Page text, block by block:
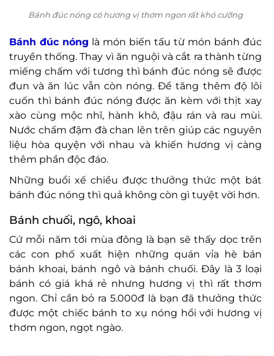
Bánh đúc nóng có hương vị thơm ngon rất khó cưỡng
Bánh đúc nóng là món biến tấu từ món bánh đúc
truyền thống. Thay vì ăn nguội và cắt ra thành từng
miếng chấm với tương thì bánh đúc nóng sẽ được
đun và ăn lúc vẫn còn nóng. Để tăng thêm độ lôi
cuốn thì bánh đúc nóng được ăn kèm với thịt xay
xào cùng mộc nhĩ, hành khô, đậu rán và rau mùi.
Nước chấm đậm đà chan lên trên giúp các nguyên
liệu hòa quyện với nhau và khiến hương vị càng
thêm phần độc đáo.
Những buổi xế chiều được thưởng thức một bát
bánh đúc nóng thì quả không còn gì tuyệt vời hơn.
Bánh chuối, ngô, khoai
Cứ mỗi năm tới mùa đông là bạn sẽ thấy dọc trên
các con phố xuất hiện những quán vỉa hè bán
bánh khoai, bánh ngô và bánh chuối. Đây là 3 loại
bánh có giá khá rẻ nhưng hương vị thì rất thơm
ngon. Chỉ cần bỏ ra 5.000đ là bạn đã thưởng thức
được một chiếc bánh to xụ nóng hổi với hương vị
thơm ngon, ngọt ngào.